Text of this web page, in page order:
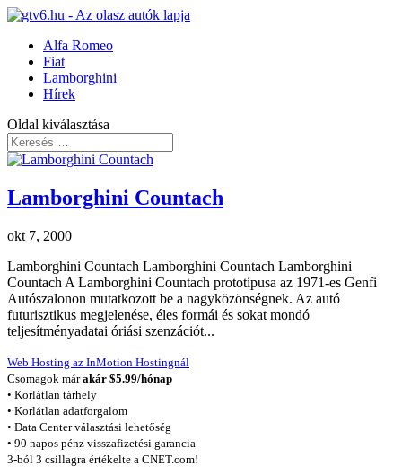
Alfa Romeo
Fiat
Lamborghini
Hírek
Oldal kiválasztása
Lamborghini Countach
okt 7, 2000
Lamborghini Countach Lamborghini Countach Lamborghini
Countach A Lamborghini Countach prototípusa az 1971-es Genfi
Autószalonon mutatkozott be a nagyközönségnek. Az autó
futurisztikus megjelenése, éles formái és sokat mondó
teljesítményadatai óriási szenzációt...
Web Hosting az InMotion Hostingnál
Csomagok márakár $5.99/hónap
• Korlátlan tárhely
• Korlátlan adatforgalom
• Data Center választási lehetőség
• 90 napos pénz visszafizetési garancia
3-ból 3 csillagra értékelte a CNET.com!